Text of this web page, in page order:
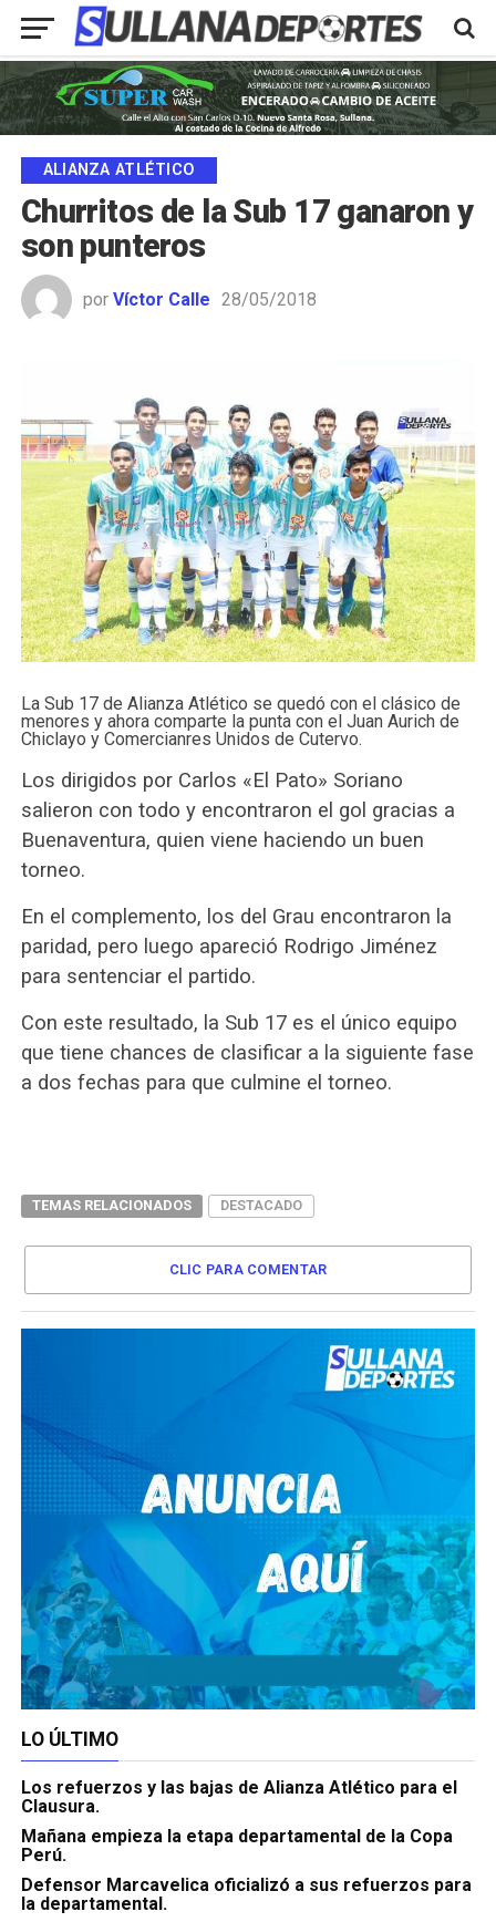
ALIANZA ATLÉTICO
Churritos de la Sub 17 ganaron y
son punteros
por Víctor Calle 28/05/2018
La Sub 17 de Alianza Atlético se quedó con el clásico de
menores y ahora comparte la punta con el Juan Aurich de
Chiclayo y Comercianres Unidos de Cutervo.
Los dirigidos por Carlos «El Pato» Soriano
salieron con todo y encontraron el gol gracias a
Buenaventura, quien viene haciendo un buen
torneo.
En el complemento, los del Grau encontraron la
paridad, pero luego apareció Rodrigo Jiménez
para sentenciar el partido.
Con este resultado, la Sub 17 es el único equipo
que tiene chances de clasificar a la siguiente fase
a dos fechas para que culmine el torneo.
TEMAS RELACIONADOS DESTACADO
CLIC PARA COMENTAR
LO ÚLTIMO
Los refuerzos y las bajas de Alianza Atlético para el
Clausura.
Mañana empieza la etapa departamental de la Copa
Perú.
Defensor Marcavelica oficializó a sus refuerzos para
la departamental.